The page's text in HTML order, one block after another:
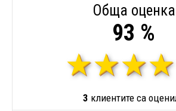
Обща оценка
93 %
3 клиентите са